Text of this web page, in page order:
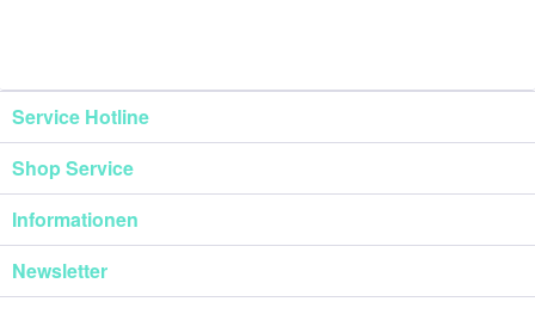
Service Hotline
Shop Service
Informationen
Newsletter